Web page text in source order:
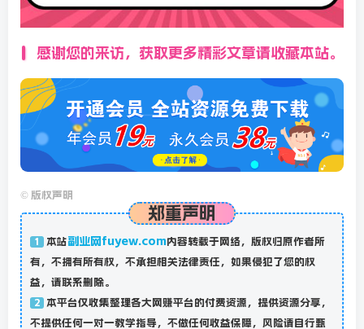
感谢您的来访，获取更多精彩文章请收藏本站。
© 版权声明
郑重声明
1 本站副业网fuyew.com内容转载于网络，版权归原作者所
有，不拥有所有权，不承担相关法律责任，如果侵犯了您的权
益，请联系删除。
2 本平台仅收集整理各大网赚平台的付费资源，提供资源分享，
不提供任何一对一教学指导，不做任何收益保障，风险请自行甄